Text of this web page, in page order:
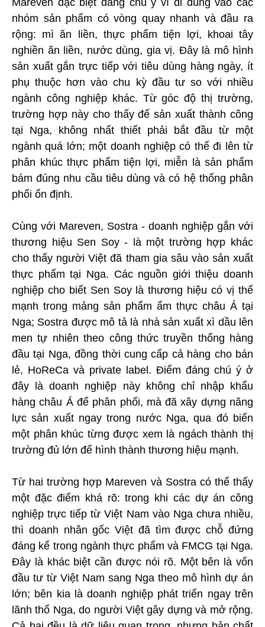
Mareven đặc biệt đáng chú ý vì đi đúng vào các
nhóm sản phẩm có vòng quay nhanh và đầu ra
rộng: mì ăn liền, thực phẩm tiện lợi, khoai tây
nghiền ăn liền, nước dùng, gia vị. Đây là mô hình
sản xuất gắn trực tiếp với tiêu dùng hàng ngày, ít
phụ thuộc hơn vào chu kỳ đầu tư so với nhiều
ngành công nghiệp khác. Từ góc độ thị trường,
trường hợp này cho thấy để sản xuất thành công
tại Nga, không nhất thiết phải bắt đầu từ một
ngành quá lớn; một doanh nghiệp có thể đi lên từ
phân khúc thực phẩm tiện lợi, miễn là sản phẩm
bám đúng nhu cầu tiêu dùng và có hệ thống phân
phối ổn định.
Cùng với Mareven, Sostra - doanh nghiệp gắn với
thương hiệu Sen Soy - là một trường hợp khác
cho thấy người Việt đã tham gia sâu vào sản xuất
thực phẩm tại Nga. Các nguồn giới thiệu doanh
nghiệp cho biết Sen Soy là thương hiệu có vị thế
mạnh trong mảng sản phẩm ẩm thực châu Á tại
Nga; Sostra được mô tả là nhà sản xuất xì dầu lên
men tự nhiên theo công thức truyền thống hàng
đầu tại Nga, đồng thời cung cấp cả hàng cho bán
lẻ, HoReCa và private label. Điểm đáng chú ý ở
đây là doanh nghiệp này không chỉ nhập khẩu
hàng châu Á để phân phối, mà đã xây dựng năng
lực sản xuất ngay trong nước Nga, qua đó biến
một phân khúc từng được xem là ngách thành thị
trường đủ lớn để hình thành thương hiệu mạnh.
Từ hai trường hợp Mareven và Sostra có thể thấy
một đặc điểm khá rõ: trong khi các dự án công
nghiệp trực tiếp từ Việt Nam vào Nga chưa nhiều,
thì doanh nhân gốc Việt đã tìm được chỗ đứng
đáng kể trong ngành thực phẩm và FMCG tại Nga.
Đây là khác biệt cần được nói rõ. Một bên là vốn
đầu tư từ Việt Nam sang Nga theo mô hình dự án
lớn; bên kia là doanh nghiệp phát triển ngay trên
lãnh thổ Nga, do người Việt gây dựng và mở rộng.